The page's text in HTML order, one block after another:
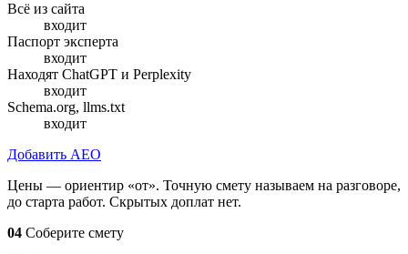
Всё из сайта
входит
Паспорт эксперта
входит
Находят ChatGPT и Perplexity
входит
Schema.org, llms.txt
входит
Добавить AEO
Цены — ориентир «от». Точную смету называем на разговоре,
до старта работ. Скрытых доплат нет.
04 Соберите смету